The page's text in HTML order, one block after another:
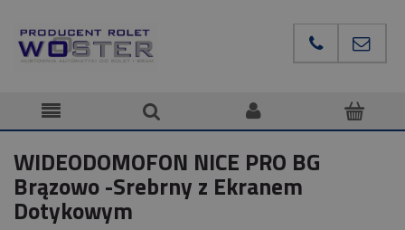
WIDEODOMOFON NICE PRO BG
Brązowo -Srebrny z Ekranem
Dotykowym